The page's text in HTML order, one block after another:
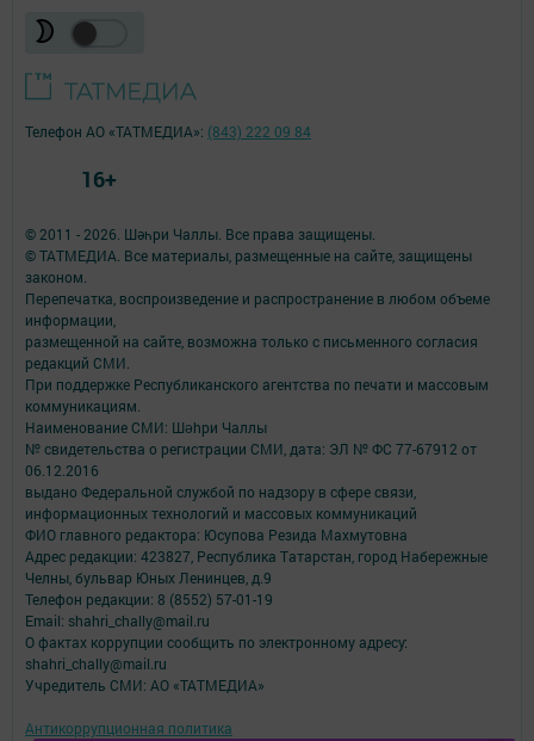
© 2011 - 2026. Шәһри Чаллы. Все права защищены.
© ТАТМЕДИА. Все материалы, размещенные на сайте, защищены
законом.
Перепечатка, воспроизведение и распространение в любом объеме
информации,
размещенной на сайте, возможна только с письменного согласия
редакций СМИ.
При поддержке Республиканского агентства по печати и массовым
коммуникациям.
Наименование СМИ: Шəhри Чаллы
№ свидетельства о регистрации СМИ, дата: ЭЛ № ФС 77-67912 от
06.12.2016
выдано Федеральной службой по надзору в сфере связи,
информационных технологий и массовых коммуникаций
ФИО главного редактора: Юсупова Резида Махмутовна
Адрес редакции: 423827, Республика Татарстан, город Набережные
Челны, бульвар Юных Ленинцев, д.9
Телефон редакции: 8 (8552) 57-01-19
Email: shahri_chally@mail.ru
О фактах коррупции сообщить по электронному адресу:
shahri_chally@mail.ru
Учредитель СМИ: АО «ТАТМЕДИА»
Антикоррупционная политика
Телефон АО «ТАТМЕДИА»: (843) 222 09 84
16+